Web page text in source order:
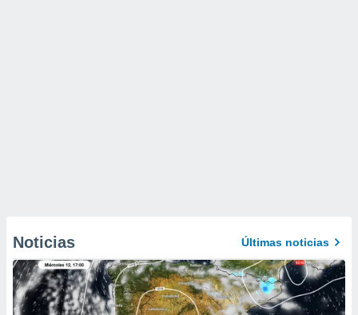
Noticias Últimas noticias